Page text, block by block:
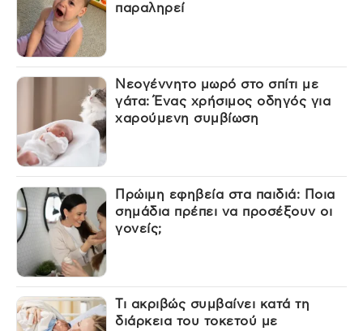
παραληρεί
Νεογέννητο μωρό στο σπίτι με
γάτα: Ένας χρήσιμος οδηγός για
χαρούμενη συμβίωση
Πρώιμη εφηβεία στα παιδιά: Ποια
σημάδια πρέπει να προσέξουν οι
γονείς;
Τι ακριβώς συμβαίνει κατά τη
διάρκεια του τοκετού με